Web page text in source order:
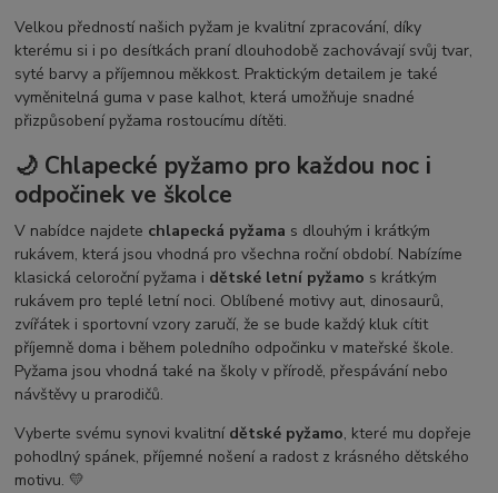
Velkou předností našich pyžam je kvalitní zpracování, díky
kterému si i po desítkách praní dlouhodobě zachovávají svůj tvar,
syté barvy a příjemnou měkkost. Praktickým detailem je také
vyměnitelná guma v pase kalhot, která umožňuje snadné
přizpůsobení pyžama rostoucímu dítěti.
🌙 Chlapecké pyžamo pro každou noc i
odpočinek ve školce
V nabídce najdete chlapecká pyžama s dlouhým i krátkým
rukávem, která jsou vhodná pro všechna roční období. Nabízíme
klasická celoroční pyžama i dětské letní pyžamo s krátkým
rukávem pro teplé letní noci. Oblíbené motivy aut, dinosaurů,
zvířátek i sportovní vzory zaručí, že se bude každý kluk cítit
příjemně doma i během poledního odpočinku v mateřské škole.
Pyžama jsou vhodná také na školy v přírodě, přespávání nebo
návštěvy u prarodičů.
Vyberte svému synovi kvalitní dětské pyžamo, které mu dopřeje
pohodlný spánek, příjemné nošení a radost z krásného dětského
motivu. 💛